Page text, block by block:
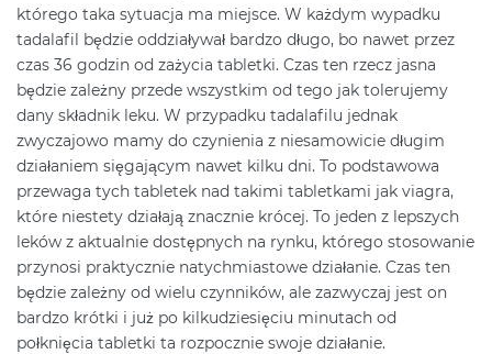
którego taka sytuacja ma miejsce. W każdym wypadku
tadalafil będzie oddziaływał bardzo długo, bo nawet przez
czas 36 godzin od zażycia tabletki. Czas ten rzecz jasna
będzie zależny przede wszystkim od tego jak tolerujemy
dany składnik leku. W przypadku tadalafilu jednak
zwyczajowo mamy do czynienia z niesamowicie długim
działaniem sięgającym nawet kilku dni. To podstawowa
przewaga tych tabletek nad takimi tabletkami jak viagra,
które niestety działają znacznie krócej. To jeden z lepszych
leków z aktualnie dostępnych na rynku, którego stosowanie
przynosi praktycznie natychmiastowe działanie. Czas ten
będzie zależny od wielu czynników, ale zazwyczaj jest on
bardzo krótki i już po kilkudziesięciu minutach od
połknięcia tabletki ta rozpocznie swoje działanie.